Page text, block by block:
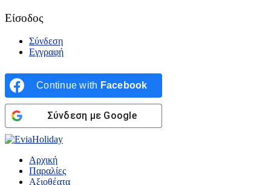
Είσοδος
Σύνδεση
Εγγραφή
Continue with Facebook
Σύνδεση με Google
Αρχική
Παραλίες
Αξιοθέατα